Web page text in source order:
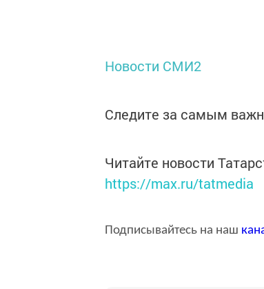
Новости СМИ2
Следите за самым
Читайте новости
https://max.ru/tatmedia
Подписывайтесь на наш